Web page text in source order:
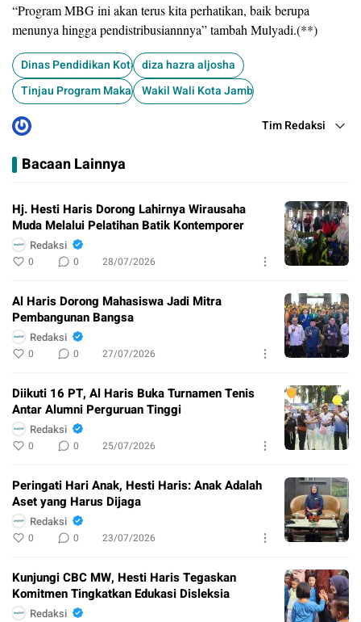
“Program MBG ini akan terus kita perhatikan, baik berupa
menunya hingga pendistribusiannnya” tambah Mulyadi.(**)
Dinas Pendidikan Kota Jambidiza hazra aljosha
Tinjau Program Makan Bergizi Gratis (MBG)
Wakil Wali Kota Jambi
Tim Redaksi
Bacaan Lainnya
Hj. Hesti Haris Dorong Lahirnya Wirausaha
Muda Melalui Pelatihan Batik Kontemporer
Redaksi
0 0 28/07/2026
Al Haris Dorong Mahasiswa Jadi Mitra
Pembangunan Bangsa
Redaksi
0 0 27/07/2026
Diikuti 16 PT, Al Haris Buka Turnamen Tenis
Antar Alumni Perguruan Tinggi
Redaksi
0 0 25/07/2026
Peringati Hari Anak, Hesti Haris: Anak Adalah
Aset yang Harus Dijaga
Redaksi
0 0 23/07/2026
Kunjungi CBC MW, Hesti Haris Tegaskan
Komitmen Tingkatkan Edukasi Disleksia
Redaksi